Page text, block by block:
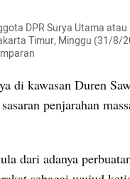
DPR Surya Utama atau
Timur, Minggu (31/8/
di kawasan Duren
penjarahan
dari adanya